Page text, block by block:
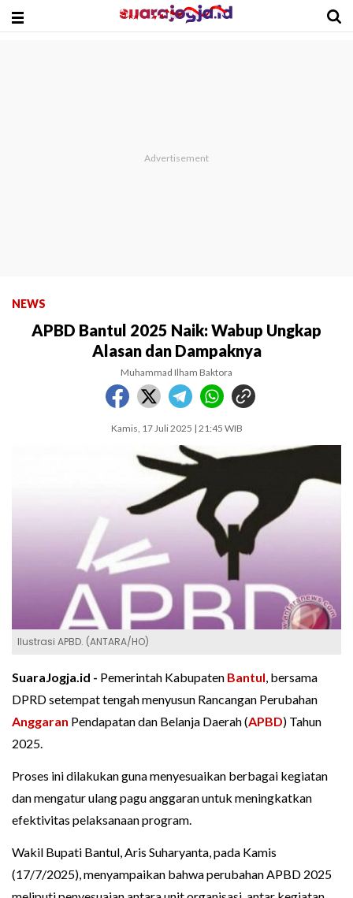
NEWS
APBD Bantul 2025 Naik: Wabup Ungkap
Alasan dan Dampaknya
Muhammad Ilham Baktora
Kamis, 17 Juli 2025 | 21:45 WIB
Ilustrasi APBD. (ANTARA/HO)
SuaraJogja.id - Pemerintah Kabupaten Bantul, bersama
DPRD setempat tengah menyusun Rancangan Perubahan
Anggaran Pendapatan dan Belanja Daerah (APBD) Tahun
2025.
Proses ini dilakukan guna menyesuaikan berbagai kegiatan
dan mengatur ulang pagu anggaran untuk meningkatkan
efektivitas pelaksanaan program.
Wakil Bupati Bantul, Aris Suharyanta, pada Kamis
(17/7/2025), menyampaikan bahwa perubahan APBD 2025